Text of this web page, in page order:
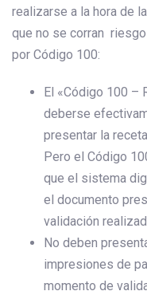
realizarse a la hora de
que no se corran
por Código 100:
El «Código 100 –
deberse
presentar la
Pero el Código
que el sistema
el documento
validación
No deben
impresiones de
momento de